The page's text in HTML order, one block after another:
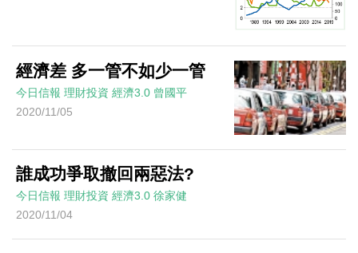
經濟差 多一管不如少一管
今日信報 理財投資 經濟3.0 曾國平
2020/11/05
誰成功爭取撤回兩惡法?
今日信報 理財投資 經濟3.0 徐家健
2020/11/04